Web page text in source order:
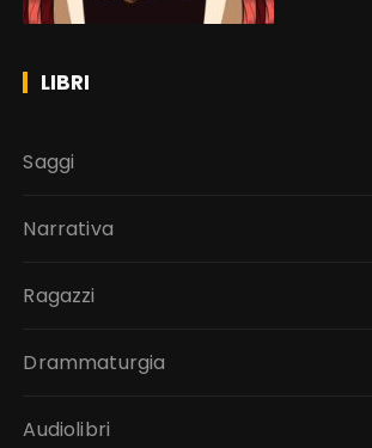
LIBRI
Saggi
Narrativa
Ragazzi
Drammaturgia
Audiolibri